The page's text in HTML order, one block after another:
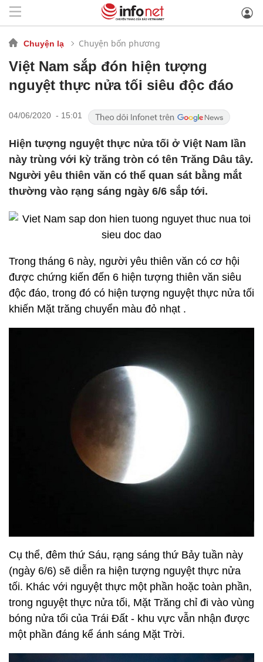
Chuyện lạ Chuyện bốn phương
Việt Nam sắp đón hiện tượng
nguyệt thực nửa tối siêu độc đáo
04/06/2020 - 15:01
Hiện tượng nguyệt thực nửa tối ở Việt Nam lần
này trùng với kỳ trăng tròn có tên Trăng Dâu tây.
Người yêu thiên văn có thể quan sát bằng mắt
thường vào rạng sáng ngày 6/6 sắp tới.
Trong tháng 6 này, người yêu thiên văn có cơ hội
được chứng kiến đến 6 hiện tượng thiên văn siêu
độc đáo, trong đó có hiện tượng nguyệt thực nửa tối
khiến Mặt trăng chuyển màu đỏ nhạt .
Cụ thể, đêm thứ Sáu, rạng sáng thứ Bảy tuần này
(ngày 6/6) sẽ diễn ra hiện tượng nguyệt thực nửa
tối. Khác với nguyệt thực một phần hoặc toàn phần,
trong nguyệt thực nửa tối, Mặt Trăng chỉ đi vào vùng
bóng nửa tối của Trái Đất - khu vực vẫn nhận được
một phần đáng kể ánh sáng Mặt Trời.